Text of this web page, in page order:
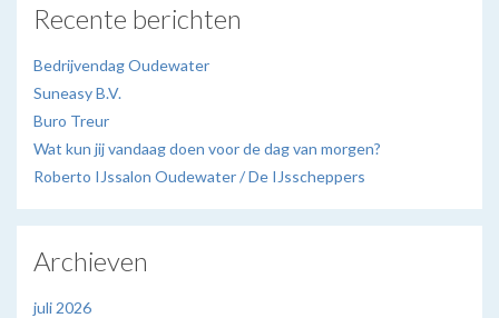
Recente berichten
Bedrijvendag Oudewater
Suneasy B.V.
Buro Treur
Wat kun jij vandaag doen voor de dag van morgen?
Roberto IJssalon Oudewater / De IJsscheppers
Archieven
juli 2026